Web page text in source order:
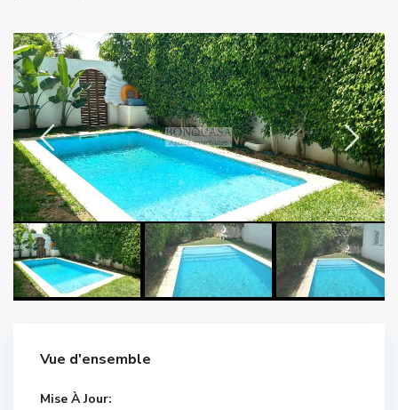
Vue d'ensemble
Mise À Jour: